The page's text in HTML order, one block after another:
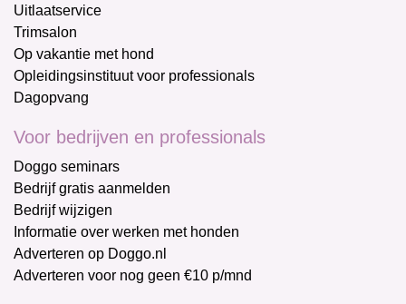
Uitlaatservice
Trimsalon
Op vakantie met hond
Opleidingsinstituut voor professionals
Dagopvang
Voor bedrijven en professionals
Doggo seminars
Bedrijf gratis aanmelden
Bedrijf wijzigen
Informatie over werken met honden
Adverteren op Doggo.nl
Adverteren voor nog geen €10 p/mnd